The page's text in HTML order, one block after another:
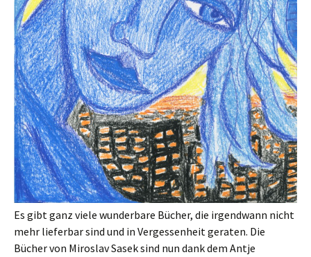
Es gibt ganz viele wunderbare Bücher, die irgendwann nicht
mehr lieferbar sind und in Vergessenheit geraten. Die
Bücher von Miroslav Sasek sind nun dank dem Antje